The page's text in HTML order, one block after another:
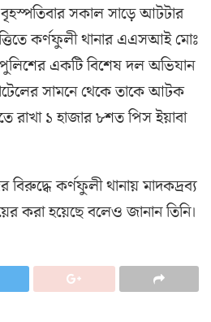
সকাল সাড়ে আটটার
কর্ণফুলী থানার এএসআই মোঃ
একটি বিশেষ দল অভিযান
সামনে থেকে তাকে আটক
রাখা ১ হাজার ৮শত পিস ইয়াবা
কর্ণফুলী থানায় মাদকদ্রব্য
করা হয়েছে বলেও জানান তিনি।